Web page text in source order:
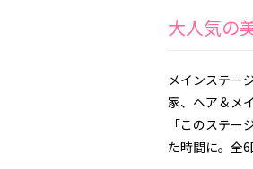
大人気の
メインステー
家、ヘア＆メ
「このステ
た時間に。全